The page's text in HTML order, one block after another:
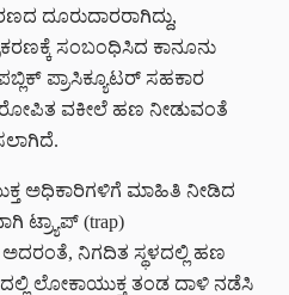
ದೂರುದಾರರಾಗಿದ್ದು,
ಸಂಬಂಧಿಸಿದ ಕಾನೂನು
ಪ್ರಾಸಿಕ್ಯೂಟರ್ ಸಹಕಾರ
ವಕೀಲೆ ಹಣ ನೀಡುವಂತೆ
ಅಧಿಕಾರಿಗಳಿಗೆ ಮಾಹಿತಿ ನೀಡಿದ
ಟ್ರ್ಯಾಪ್ (trap)
ನಿಗದಿತ ಸ್ಥಳದಲ್ಲಿ ಹಣ
ಲೋಕಾಯುಕ್ತ ತಂಡ ದಾಳಿ ನಡೆಸಿ